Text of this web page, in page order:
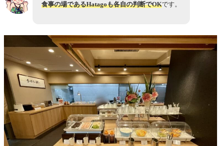
食事の場であるHatagoも各自の判断でOKです。